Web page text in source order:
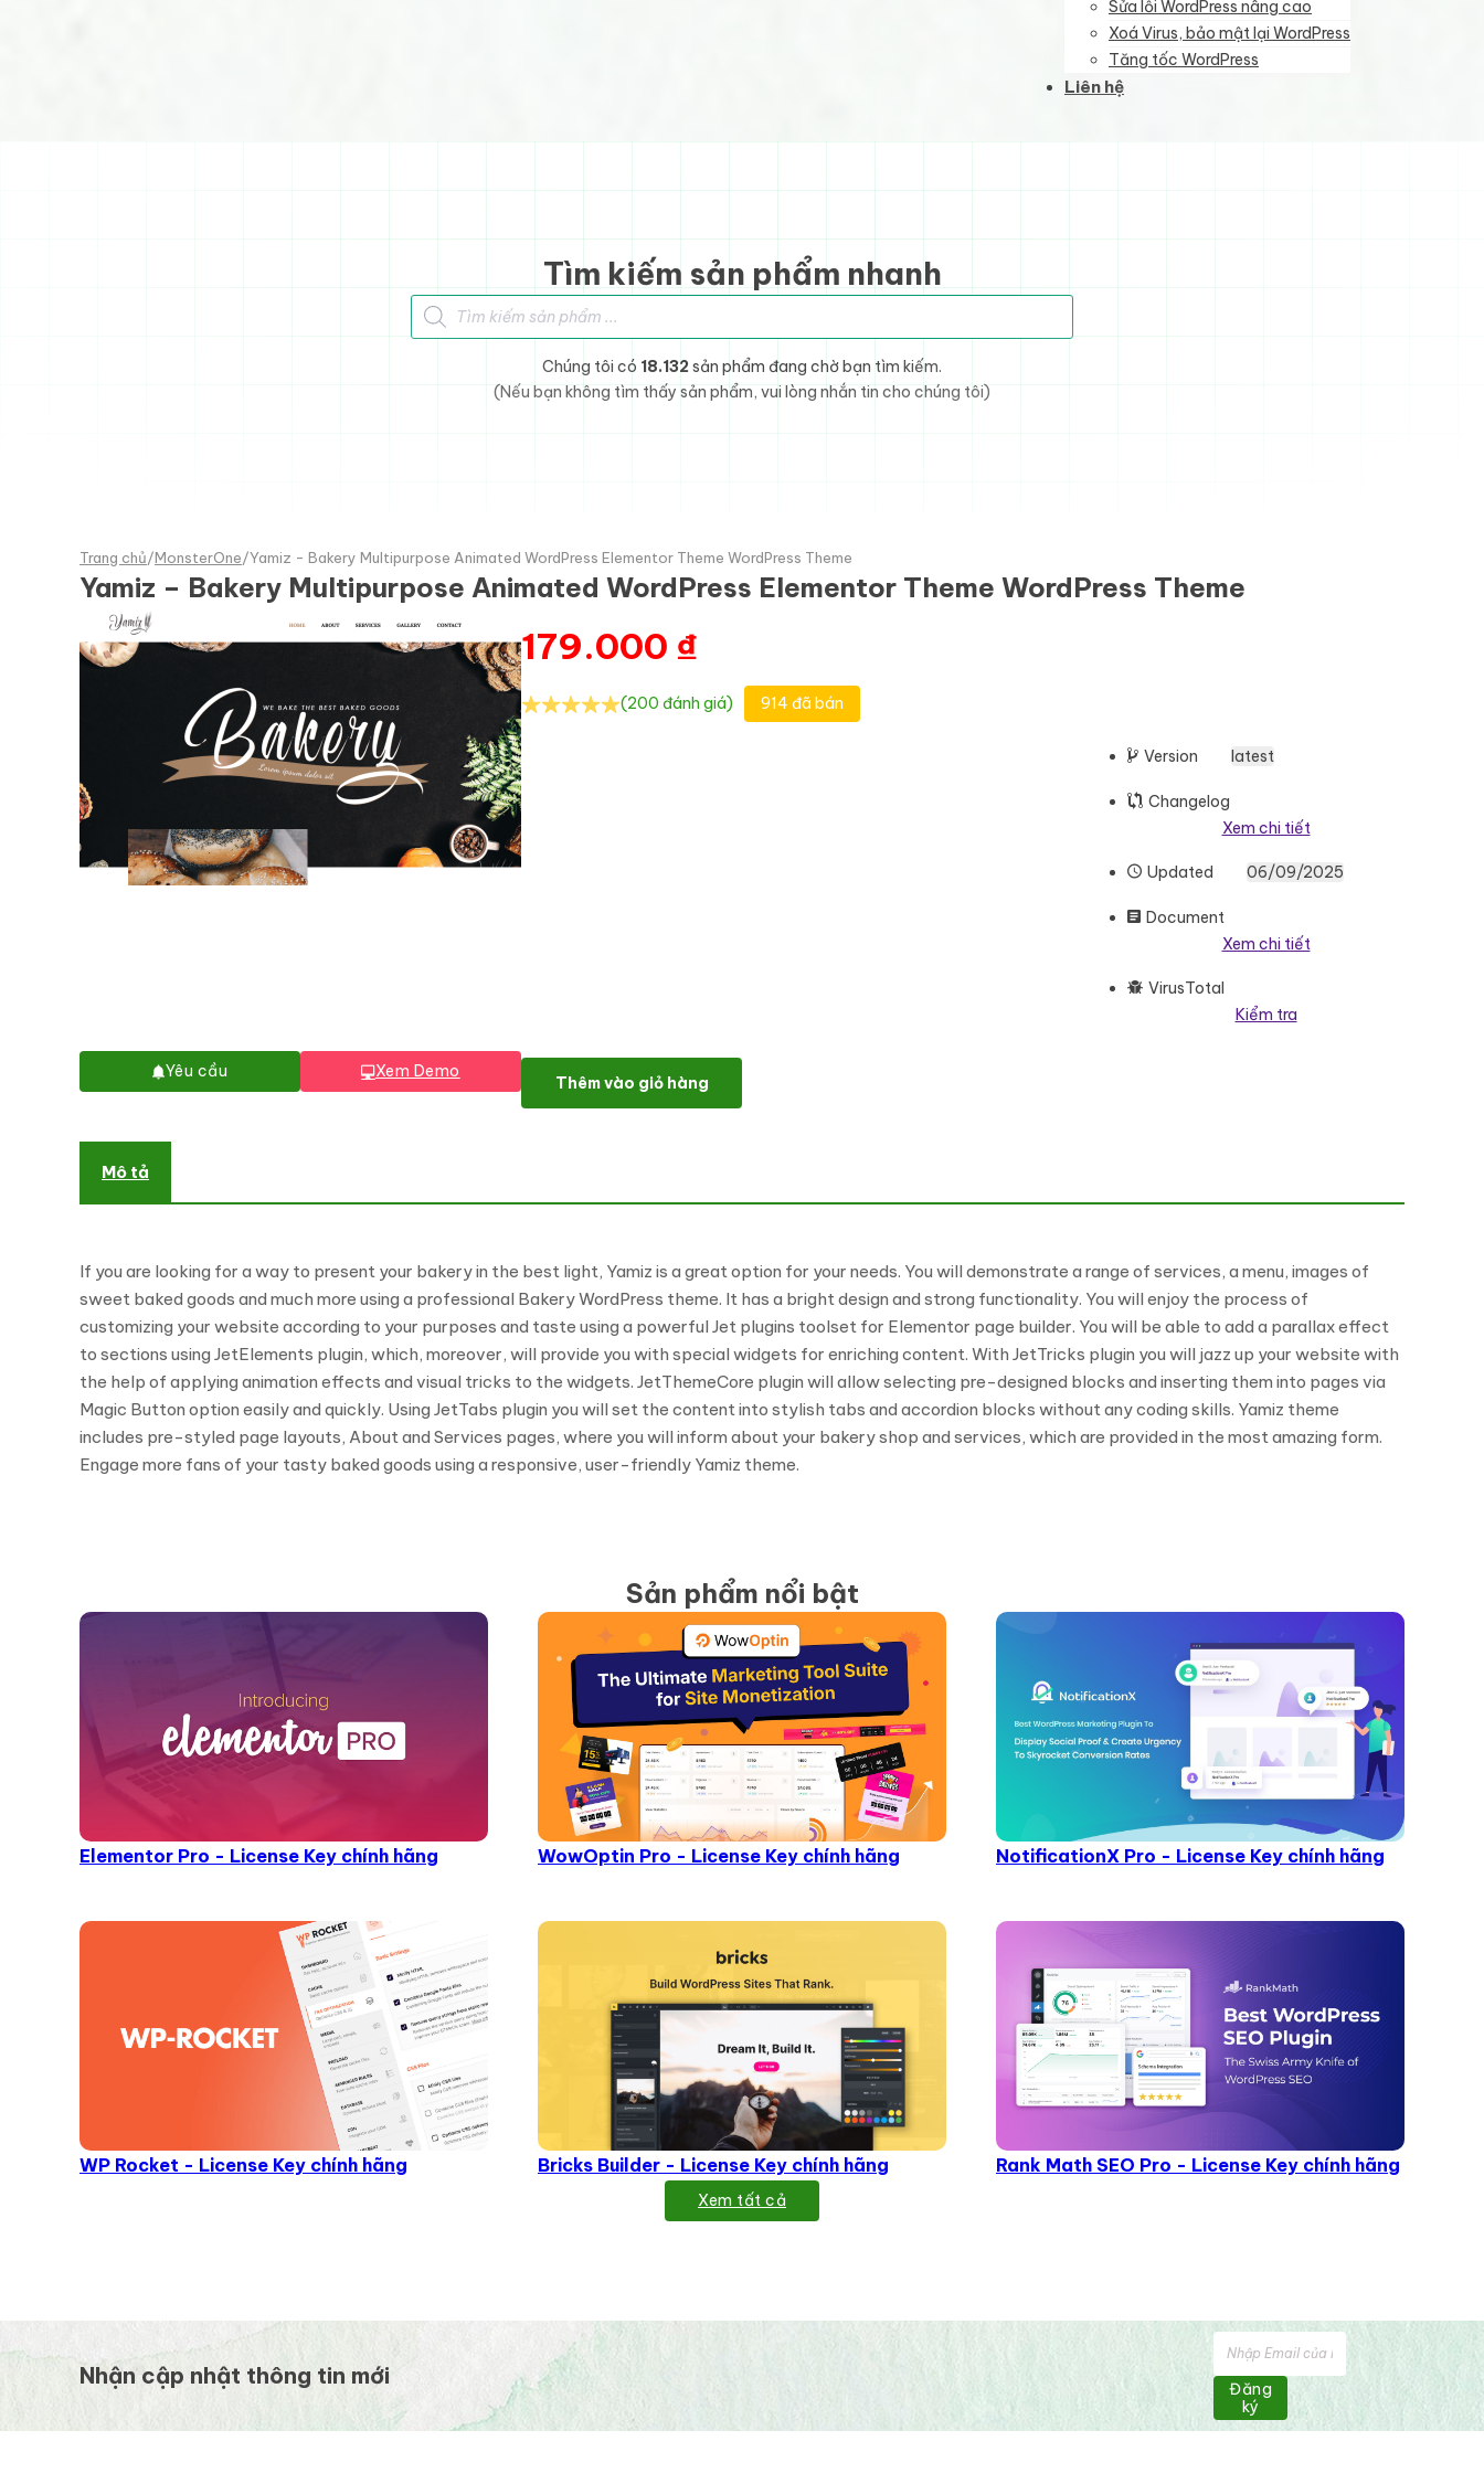
Sửa lỗi WordPress nâng cao
Xoá Virus, bảo mật lại WordPress
Tăng tốc WordPress
Liên hệ
Tìm kiếm sản phẩm nhanh
Tìm kiếm sản phẩm
Chúng tôi có 18.132 sản phẩm đang chờ bạn tìm kiếm.
(Nếu bạn không tìm thấy sản phẩm, vui lòng nhắn tin cho chúng tôi)
Trang chủ/MonsterOne/Yamiz - Bakery Multipurpose Animated WordPress Elementor Theme WordPress Theme
Yamiz – Bakery Multipurpose Animated WordPress Elementor Theme WordPress Theme
Yêu cầu Xem Demo
179.000 ₫
(200 đánh giá) 914 đã bán
Version latest
Changelog
Xem chi tiết
Updated 06/09/2025
Document
Xem chi tiết
VirusTotal
Kiểm tra
Yamiz - Bakery Multipurpose Animated WordPress Elementor Theme WordPress Theme số lượng
Thêm vào giỏ hàng
Mô tả
If you are looking for a way to present your bakery in the best light, Yamiz is a great option for your needs. You will demonstrate a range of services, a menu, images of
sweet baked goods and much more using a professional Bakery WordPress theme. It has a bright design and strong functionality. You will enjoy the process of
customizing your website according to your purposes and taste using a powerful Jet plugins toolset for Elementor page builder. You will be able to add a parallax effect
to sections using JetElements plugin, which, moreover, will provide you with special widgets for enriching content. With JetTricks plugin you will jazz up your website with
the help of applying animation effects and visual tricks to the widgets. JetThemeCore plugin will allow selecting pre-designed blocks and inserting them into pages via
Magic Button option easily and quickly. Using JetTabs plugin you will set the content into stylish tabs and accordion blocks without any coding skills. Yamiz theme
includes pre-styled page layouts, About and Services pages, where you will inform about your bakery shop and services, which are provided in the most amazing form.
Engage more fans of your tasty baked goods using a responsive, user-friendly Yamiz theme.
Sản phẩm nổi bật
Elementor Pro - License Key chính hãng WowOptin Pro - License Key chính hãng NotificationX Pro - License Key chính hãng
WP Rocket - License Key chính hãng Bricks Builder - License Key chính hãng Rank Math SEO Pro - License Key chính hãng
Xem tất cả
Nhận cập nhật thông tin mới
Đăng
ký